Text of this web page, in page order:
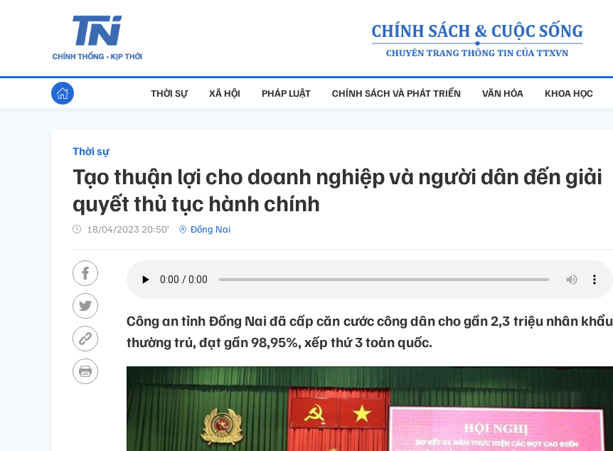
THỜI SỰ XÃ HỘI PHÁP LUẬT CHÍNH SÁCH VÀ PHÁT TRIỂN VĂN HÓA KHOA HỌC
Thời sự
Tạo thuận lợi cho doanh nghiệp và người dân đến giải
quyết thủ tục hành chính
18/04/2023 20:50’ Đồng Nai
Công an tỉnh Đồng Nai đã cấp căn cước công dân cho gần 2,3 triệu nhân khẩu
thường trú, đạt gần 98,95%, xếp thứ 3 toàn quốc.